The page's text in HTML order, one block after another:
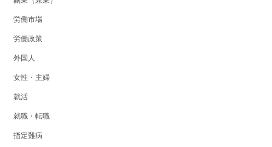
労働市場
労働政策
外国人
女性・主婦
就活
就職・転職
指定難病